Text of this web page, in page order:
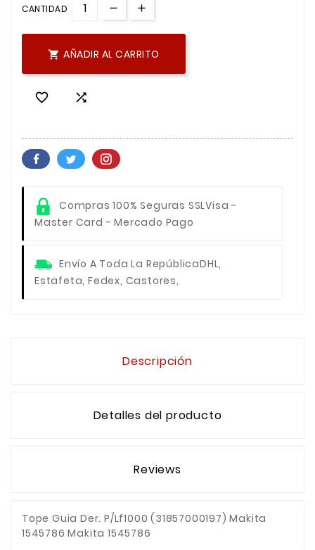
CANTIDAD
 AÑADIR AL CARRITO
 
Compras 100% Seguras SSLVisa -
Master Card - Mercado Pago
Envío A Toda La RepúblicaDHL,
Estafeta, Fedex, Castores,
Descripción
Detalles del producto
Reviews
Tope Guia Der. P/Lf1000 (31857000197) Makita
1545786 Makita 1545786